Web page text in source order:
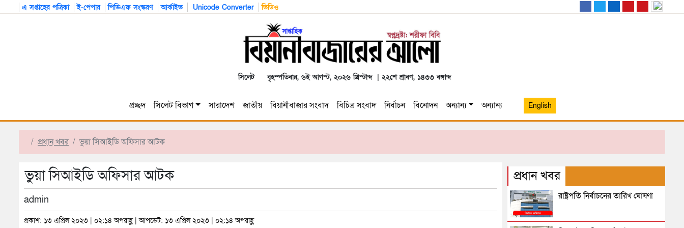
এ সপ্তাহের পত্রিকা ই-পেপার পিডিএফ সংস্করণ আর্কাইভ Unicode Converter ভিডিও
সিলেট বৃহস্পতিবার, ৬ই আগস্ট, ২০২৬ খ্রিস্টাব্দ | ২২শে শ্রাবণ, ১৪৩৩ বঙ্গাব্দ
প্রচ্ছদ সিলেট বিভাগ সারাদেশ জাতীয় বিয়ানীবাজার সংবাদ বিচিত্র সংবাদ নির্বাচন বিনোদন অন্যান্য অন্যান্য English
প্রধান খবর ভুয়া সিআইডি অফিসার আটক
ভুয়া সিআইডি অফিসার আটক
admin
প্রকাশ: ১৩ এপ্রিল ২০২৩ | ০২:১৪ অপরাহ্ণ | আপডেট: ১৩ এপ্রিল ২০২৩ | ০২:১৪ অপরাহ্ণ
প্রধান খবর
রাষ্ট্রপতি নির্বাচনের তারিখ ঘোষণা